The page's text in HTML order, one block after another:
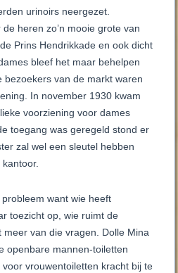
urinoirs neergezet.
heren zo’n mooie grote van
Prins Hendrikkade en ook dicht
bleef het maar behelpen
bezoekers van de markt waren
In november 1930 kwam
voorziening voor dames
toegang was geregeld stond er
zal wel een sleutel hebben
want wie heeft
toezicht op, wie ruimt de
meer van die vragen. Dolle Mina
openbare mannen-toiletten
vrouwentoiletten kracht bij te